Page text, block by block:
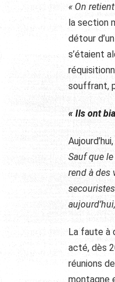
« On
la section
détour
s’étaient
souffrant,
« Ils ont
Sauf que
rend à des
La faute à
acté, dès
réunions
montagne